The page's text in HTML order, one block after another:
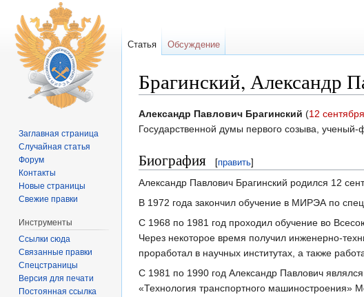
Брагинский, Александр
Александр Павлович Брагинский (12 сентября
Государственной думы первого созыва,
Биография [править]
Александр Павлович Брагинский родился 12
В 1972 года закончил обучение в МИРЭА по
С 1968 по 1981 год проходил обучение во
Через некоторое время получил инженерно-
проработал в научных институтах, а также
С 1981 по 1990 год Александр Павлович
«Технология транспортного машиностроения»
Статья Обсуждение
Заглавная страница
Случайная статья
Форум
Контакты
Новые страницы
Свежие правки
Инструменты
Ссылки сюда
Связанные правки
Спецстраницы
Версия для печати
Постоянная ссылка